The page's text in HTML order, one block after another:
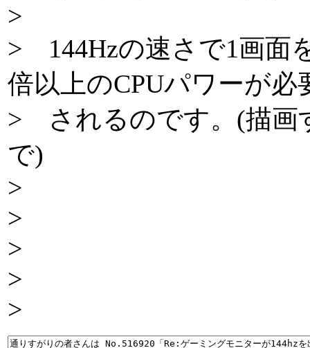
>
> 144Hzの速さで1画面
倍以上のCPUパワーが必
> されるのです。(描画
で)
>
>
>
>
>